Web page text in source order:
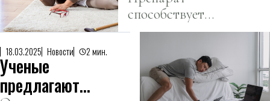
откорма гусей.
полной
реабилитации
после инсульта
способствует
восстановлению
функций без
физической
реабилитации.
18.03.2025 Новости 2 мин.
Ученые
предлагают